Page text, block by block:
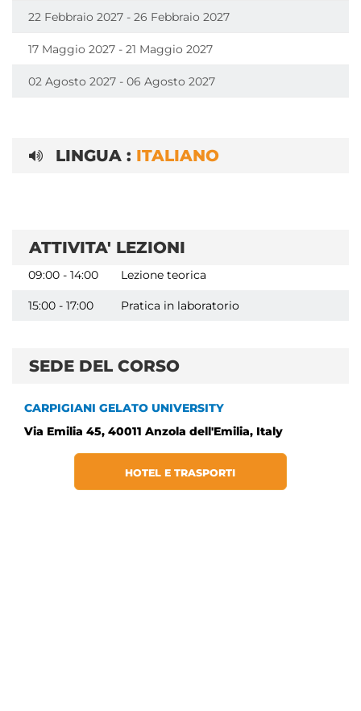
22 Febbraio 2027 - 26 Febbraio 2027
17 Maggio 2027 - 21 Maggio 2027
02 Agosto 2027 - 06 Agosto 2027
LINGUA : ITALIANO
ATTIVITA' LEZIONI
09:00 - 14:00 Lezione teorica
15:00 - 17:00 Pratica in laboratorio
SEDE DEL CORSO
CARPIGIANI GELATO UNIVERSITY
Via Emilia 45, 40011 Anzola dell'Emilia, Italy
HOTEL E TRASPORTI